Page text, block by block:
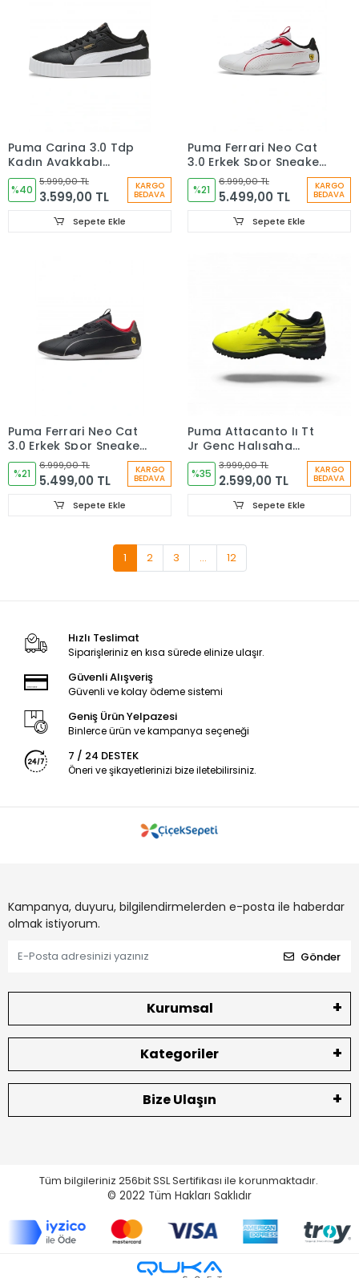
Puma Carina 3.0 Tdp
Kadın Ayakkabı
Sneaker Siyah
40617604
%40
5.999,00 TL
3.599,00 TL
KARGO
BEDAVA
Sepete Ekle
Puma Ferrari Neo Cat
3.0 Erkek Spor Sneaker
Ayakkabı Beyaz
30908205
%21
6.999,00 TL
5.499,00 TL
KARGO
BEDAVA
Sepete Ekle
Puma Ferrari Neo Cat
3.0 Erkek Spor Sneaker
Ayakkabı Siyah
30908204
%21
6.999,00 TL
5.499,00 TL
KARGO
BEDAVA
Sepete Ekle
Puma Attacanto Iı Tt
Jr Genç Halısaha
Ayakkabı Sarı
10849706
%35
3.999,00 TL
2.599,00 TL
KARGO
BEDAVA
Sepete Ekle
1 2 3 ... 12
Hızlı Teslimat
Siparişleriniz en kısa sürede elinize ulaşır.
Güvenli Alışveriş
Güvenli ve kolay ödeme sistemi
Geniş Ürün Yelpazesi
Binlerce ürün ve kampanya seçeneği
7 / 24 DESTEK
Öneri ve şikayetlerinizi bize iletebilirsiniz.
Kampanya, duyuru, bilgilendirmelerden e-posta ile haberdar
olmak istiyorum.
Gönder
Kurumsal
Kategoriler
Bize Ulaşın
Tüm bilgileriniz 256bit SSL Sertifikası ile korunmaktadır.
© 2022 Tüm Hakları Saklıdır